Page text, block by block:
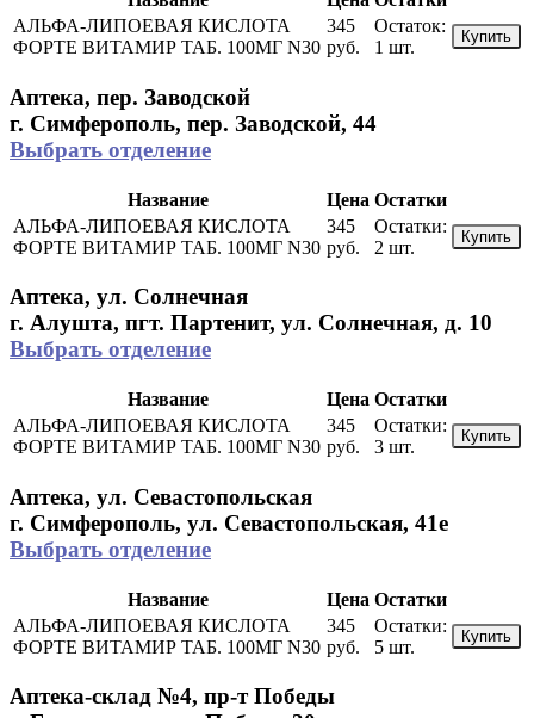
АЛЬФА-ЛИПОЕВАЯ КИСЛОТА
ФОРТЕ ВИТАМИР ТАБ. 100МГ N30
345
руб.
Остаток:
1 шт.
Купить
Аптека, пер. Заводской
г. Симферополь, пер. Заводской, 44
Выбрать отделение
Название Цена Остатки
АЛЬФА-ЛИПОЕВАЯ КИСЛОТА
ФОРТЕ ВИТАМИР ТАБ. 100МГ N30
345
руб.
Остатки:
2 шт.
Купить
Аптека, ул. Солнечная
г. Алушта, пгт. Партенит, ул. Солнечная, д. 10
Выбрать отделение
Название Цена Остатки
АЛЬФА-ЛИПОЕВАЯ КИСЛОТА
ФОРТЕ ВИТАМИР ТАБ. 100МГ N30
345
руб.
Остатки:
3 шт.
Купить
Аптека, ул. Севастопольская
г. Симферополь, ул. Севастопольская, 41е
Выбрать отделение
Название Цена Остатки
АЛЬФА-ЛИПОЕВАЯ КИСЛОТА
ФОРТЕ ВИТАМИР ТАБ. 100МГ N30
345
руб.
Остатки:
5 шт.
Купить
Аптека-склад №4, пр-т Победы